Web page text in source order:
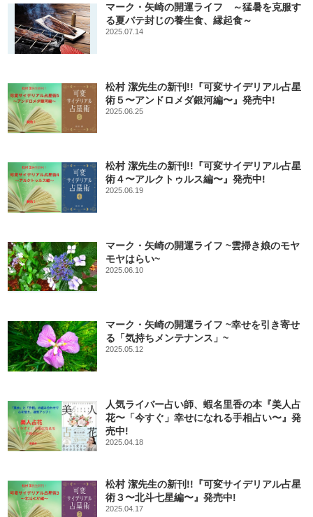
マーク・矢崎の開運ライフ ～猛暑を克服す
る夏バテ封じの養生食、縁起食～
2025.07.14
松村 潔先生の新刊!!『可変サイデリアル占星
術５〜アンドロメダ銀河編〜』発売中!
2025.06.25
松村 潔先生の新刊!!『可変サイデリアル占星
術４〜アルクトゥルス編〜』発売中!
2025.06.19
マーク・矢崎の開運ライフ ~雲掃き娘のモヤ
モヤはらい~
2025.06.10
マーク・矢崎の開運ライフ ~幸せを引き寄せ
る「気持ちメンテナンス」~
2025.05.12
人気ライバー占い師、蝦名里香の本『美人占
花〜「今すぐ」幸せになれる手相占い〜』発
売中!
2025.04.18
松村 潔先生の新刊!!『可変サイデリアル占星
術３〜北斗七星編〜』発売中!
2025.04.17